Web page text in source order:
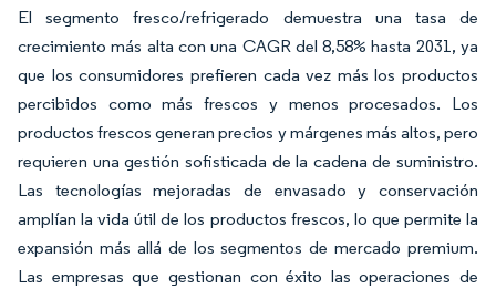
El segmento fresco/refrigerado demuestra una tasa de
crecimiento más alta con una CAGR del 8,58% hasta 2031, ya
que los consumidores prefieren cada vez más los productos
percibidos como más frescos y menos procesados. Los
productos frescos generan precios y márgenes más altos, pero
requieren una gestión sofisticada de la cadena de suministro.
Las tecnologías mejoradas de envasado y conservación
amplían la vida útil de los productos frescos, lo que permite la
expansión más allá de los segmentos de mercado premium.
Las empresas que gestionan con éxito las operaciones de